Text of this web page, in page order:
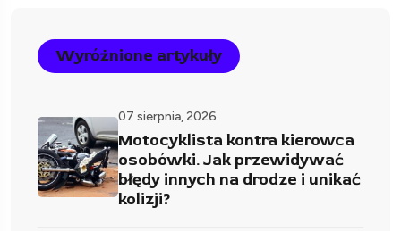
Wyróżnione artykuły
07 sierpnia, 2026
Motocyklista kontra kierowca
osobówki. Jak przewidywać
błędy innych na drodze i unikać
kolizji?